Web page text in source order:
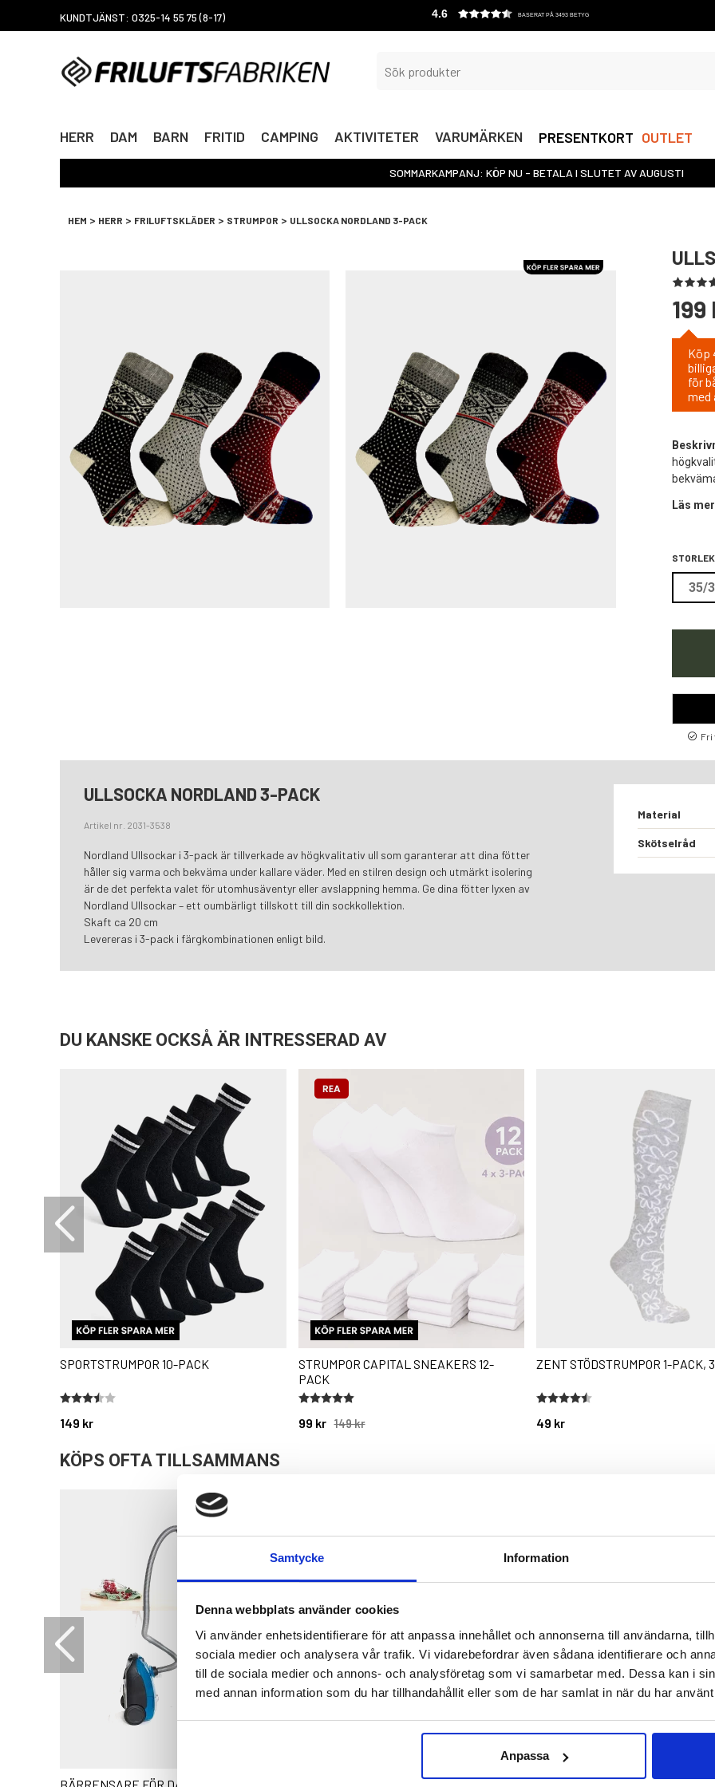
Samtycke Information
Denna webbplats använder cookies
Vi använder enhetsidentifierare för att anpassa innehållet och annonserna till användarna,
sociala medier och analysera vår trafik. Vi vidarebefordrar även sådana identifierare och
till de sociala medier och annons- och analysföretag som vi samarbetar med. Dessa kan i
med annan information som du har tillhandahållit eller som de har samlat in när du har
Anpassa
KUNDTJÄNST: 0325-14 55 75 (8-17) 4.6 BASERAT PÅ 3493 BETYG
HERR DAM BARN FRITID CAMPING AKTIVITETER VARUMÄRKEN PRESENTKORT OUTLET
SOMMARKAMPANJ: KÖP NU - BETALA I SLUTET AV AUGUSTI
HEM > HERR > FRILUFTSKLÄDER > STRUMPOR > ULLSOCKA NORDLAND 3-PACK
199
Köp
för
med
Läs
35/
Fri
ULLSOCKA NORDLAND 3-PACK
Artikel nr. 2031-3538
Nordland Ullsockar i 3-pack är tillverkade av högkvalitativ ull som garanterar att dina fötter
håller sig varma och bekväma under kallare väder. Med en stilren design och utmärkt isolering
är de det perfekta valet för utomhusäventyr eller avslappning hemma. Ge dina fötter lyxen av
Nordland Ullsockar – ett oumbärligt tillskott till din sockkollektion.
Skaft ca 20 cm
Levereras i 3-pack i färgkombinationen enligt bild.
Material
Skötselråd
DU KANSKE OCKSÅ ÄR INTRESSERAD AV
SPORTSTRUMPOR 10-PACK
149 kr
Betyg:
3.9 utav 5 stjärnor
STRUMPOR CAPITAL SNEAKERS 12-
PACK
99 kr 149 kr
Betyg:
5.0 utav 5 stjärnor
ZENT STÖDSTRUMPOR 1-PACK,
49 kr
Betyg:
4.8 utav 5 stjärnor
KÖPS OFTA TILLSAMMANS